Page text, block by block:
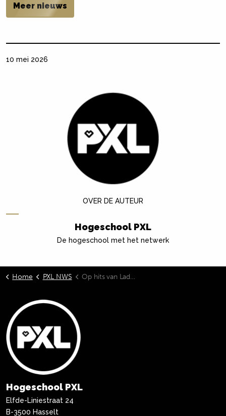
Meer nieuws
10 mei 2026
OVER DE AUTEUR
Hogeschool PXL
De hogeschool met het netwerk
Home PXL NWS Op hits van Lady Gaga en Bruno Mars: studenten Communicatie maken rollerdisco weer helemaal hip
Hogeschool PXL
Elfde-Liniestraat 24
B-3500 Hasselt